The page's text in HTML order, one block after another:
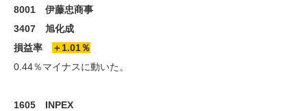
8001 伊藤忠商事
3407 旭化成
損益率
＋1.01％
0.44％マイナスに動いた。
1605 INPEX